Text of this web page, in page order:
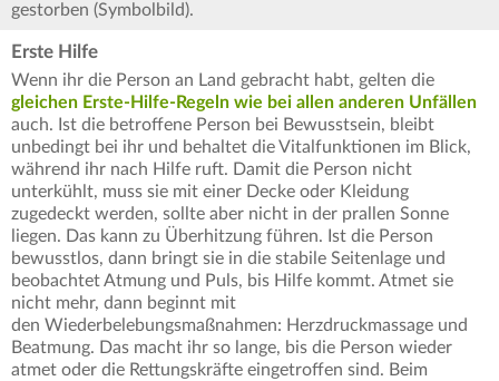
gestorben (Symbolbild).
Erste Hilfe
Wenn ihr die Person an Land gebracht habt, gelten die
gleichen Erste-Hilfe-Regeln wie bei allen anderen Unfällen
auch. Ist die betroffene Person bei Bewusstsein, bleibt
unbedingt bei ihr und behaltet die Vitalfunktionen im Blick,
während ihr nach Hilfe ruft. Damit die Person nicht
unterkühlt, muss sie mit einer Decke oder Kleidung
zugedeckt werden, sollte aber nicht in der prallen Sonne
liegen. Das kann zu Überhitzung führen. Ist die Person
bewusstlos, dann bringt sie in die stabile Seitenlage und
beobachtet Atmung und Puls, bis Hilfe kommt. Atmet sie
nicht mehr, dann beginnt mit
den Wiederbelebungsmaßnahmen: Herzdruckmassage und
Beatmung. Das macht ihr so lange, bis die Person wieder
atmet oder die Rettungskräfte eingetroffen sind. Beim